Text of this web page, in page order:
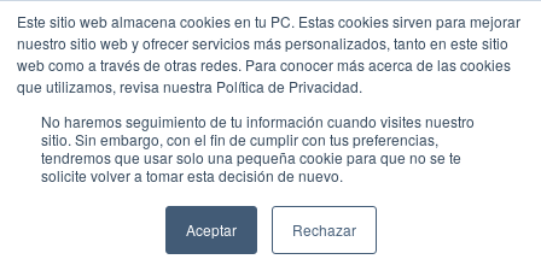
Este sitio web almacena cookies en tu PC. Estas cookies sirven para mejorar
nuestro sitio web y ofrecer servicios más personalizados, tanto en este sitio
web como a través de otras redes. Para conocer más acerca de las cookies
que utilizamos, revisa nuestra Política de Privacidad.
No haremos seguimiento de tu información cuando visites nuestro
sitio. Sin embargo, con el fin de cumplir con tus preferencias,
tendremos que usar solo una pequeña cookie para que no se te
solicite volver a tomar esta decisión de nuevo.
Aceptar Rechazar
VOLKSWAGEN AMAROK HIGHLINE
Diesel